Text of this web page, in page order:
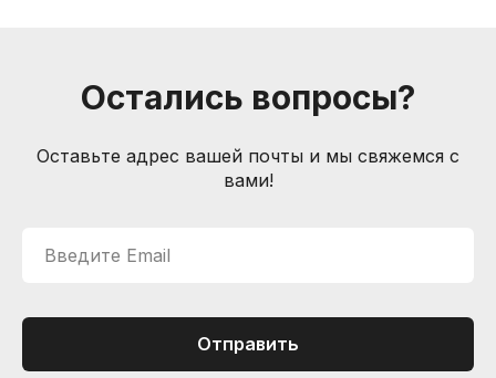
Остались вопросы?
Оставьте адрес вашей почты и мы свяжемся с
вами!
Введите Email
Отправить
Услуги гитарного мастера
Санкт-Петербург, Большой пр. П.С., 41Б